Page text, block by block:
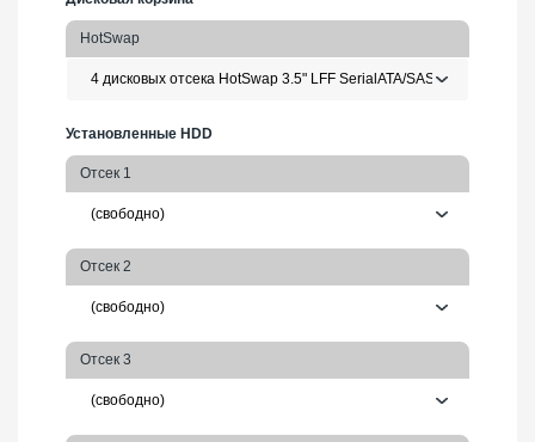
HotSwap
Установленные HDD
Отсек 1
Отсек 2
Отсек 3